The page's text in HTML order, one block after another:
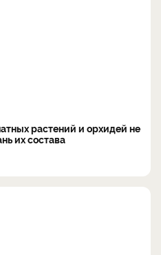
растений и орхидей не
их состава